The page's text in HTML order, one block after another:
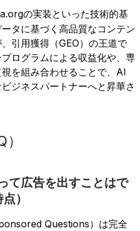
の実装といった技術的基
タに基づく高品質なコンテン
引用獲得（GEO）の王道で
ログラムによる収益化や、専
を組み合わせることで、AI
ジネスパートナーへと昇華さ
て広告を出すことはで
）
Questions）は完全